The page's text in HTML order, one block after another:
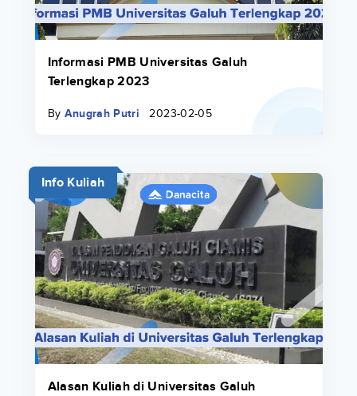
Informasi PMB Universitas Galuh
Terlengkap 2023
By Anugrah Putri 2023-02-05
Info Kuliah
Alasan Kuliah di Universitas Galuh